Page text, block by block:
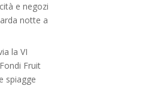
e negozi
notte a
la VI
Fruit
spiagge